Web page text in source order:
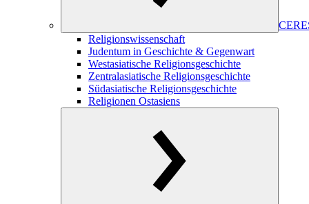
Religionswissenschaft
Judentum in Geschichte & Gegenwart
Westasiatische Religionsgeschichte
Zentralasiatische Religionsgeschichte
Südasiatische Religionsgeschichte
Religionen Ostasiens